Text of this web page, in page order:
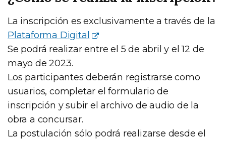
La inscripción es exclusivamente a través de la
Plataforma Digital
Se podrá realizar entre el 5 de abril y el 12 de
mayo de 2023.
Los participantes deberán registrarse como
usuarios, completar el formulario de
inscripción y subir el archivo de audio de la
obra a concursar.
La postulación sólo podrá realizarse desde el